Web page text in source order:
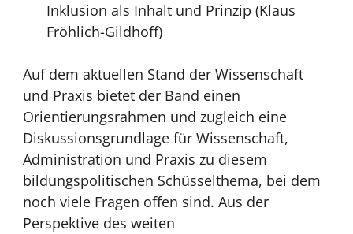
Inklusion als Inhalt und Prinzip (Klaus
Fröhlich-Gildhoff)
Auf dem aktuellen Stand der Wissenschaft
und Praxis bietet der Band einen
Orientierungsrahmen und zugleich eine
Diskussionsgrundlage für Wissenschaft,
Administration und Praxis zu diesem
bildungspolitischen Schüsselthema, bei dem
noch viele Fragen offen sind. Aus der
Perspektive des weiten